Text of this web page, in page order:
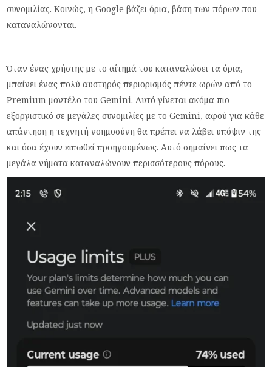
συνομιλίας. Κοινώς, η Google βάζει όρια, βάση των πόρων που
καταναλώνονται.
Όταν ένας χρήστης με το αίτημά του καταναλώσει τα όρια,
μπαίνει ένας πολύ αυστηρός περιορισμός πέντε ωρών από το
Premium μοντέλο του Gemini. Αυτό γίνεται ακόμα πιο
εξοργιστικό σε μεγάλες συνομιλίες με το Gemini, αφού για κάθε
απάντηση η τεχνητή νοημοσύνη θα πρέπει να λάβει υπόψιν της
και όσα έχουν ειπωθεί προηγουμένως. Αυτό σημαίνει πως τα
μεγάλα νήματα καταναλώνουν περισσότερους πόρους.